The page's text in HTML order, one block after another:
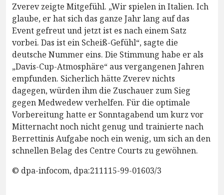
Zverev zeigte Mitgefühl. „Wir spielen in Italien. Ich
glaube, er hat sich das ganze Jahr lang auf das
Event gefreut und jetzt ist es nach einem Satz
vorbei. Das ist ein Scheiß-Gefühl“, sagte die
deutsche Nummer eins. Die Stimmung habe er als
„Davis-Cup-Atmosphäre“ aus vergangenen Jahren
empfunden. Sicherlich hätte Zverev nichts
dagegen, würden ihm die Zuschauer zum Sieg
gegen Medwedew verhelfen. Für die optimale
Vorbereitung hatte er Sonntagabend um kurz vor
Mitternacht noch nicht genug und trainierte nach
Berrettinis Aufgabe noch ein wenig, um sich an den
schnellen Belag des Centre Courts zu gewöhnen.
© dpa-infocom, dpa:211115-99-01603/3